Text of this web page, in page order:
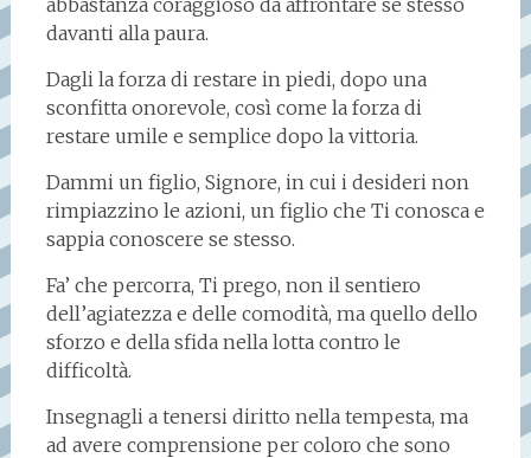
abbastanza coraggioso da affrontare se stesso
davanti alla paura.
Dagli la forza di restare in piedi, dopo una
sconfitta onorevole, così come la forza di
restare umile e semplice dopo la vittoria.
Dammi un figlio, Signore, in cui i desideri non
rimpiazzino le azioni, un figlio che Ti conosca e
sappia conoscere se stesso.
Fa’ che percorra, Ti prego, non il sentiero
dell’agiatezza e delle comodità, ma quello dello
sforzo e della sfida nella lotta contro le
difficoltà.
Insegnagli a tenersi diritto nella tempesta, ma
ad avere comprensione per coloro che sono